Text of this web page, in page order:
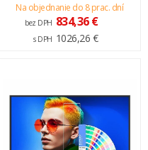
Na objednanie do 8 prac. dní
bez DPH 834,36 €
s DPH 1026,26 €